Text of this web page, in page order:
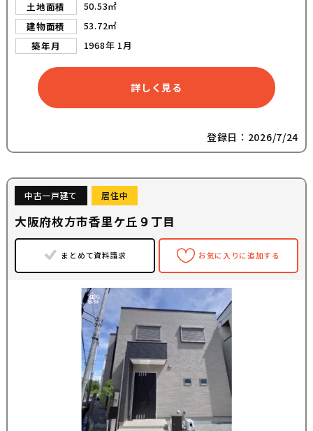
土地面積
50.53㎡
建物面積
53.72㎡
築年月
1968年 1月
詳しく見る
登録日：2026/7/24
中古一戸建て 居住中
大阪府枚方市香里ケ丘９丁目
まとめて資料請求 お気に入りに追加する